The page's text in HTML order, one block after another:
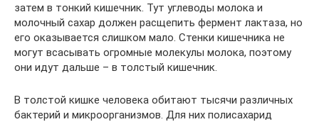
затем в тонкий кишечник. Тут углеводы молока и
молочный сахар должен расщепить фермент лактаза, но
его оказывается слишком мало. Стенки кишечника не
могут всасывать огромные молекулы молока, поэтому
они идут дальше – в толстый кишечник.
В толстой кишке человека обитают тысячи различных
бактерий и микроорганизмов. Для них полисахарид